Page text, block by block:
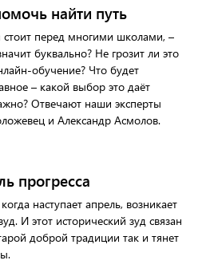
найти путь
стоит перед многими школами, –
буквально? Не грозит ли это
обучение? Что будет
– какой выбор это даёт
Отвечают наши эксперты
и Александр Асмолов.
прогресса
наступает апрель, возникает
И этот исторический зуд связан
доброй традиции так и тянет